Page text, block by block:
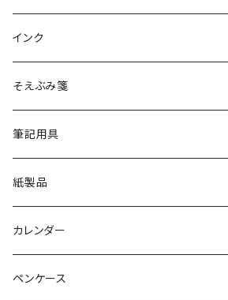
クリアスタンプ
インク
そえぶみ箋
筆記用具
紙製品
カレンダー
ペンケース